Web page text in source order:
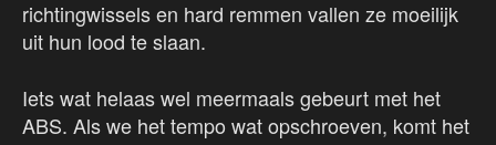
richtingwissels en hard remmen vallen ze moeilijk
uit hun lood te slaan.
Iets wat helaas wel meermaals gebeurt met het
ABS. Als we het tempo wat opschroeven, komt het